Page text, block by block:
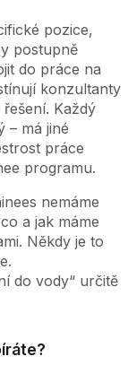
pozice,
postupně
do práce na
konzultanty
Každý
– má jiné
práce
programu.
nemáme
a jak máme
Někdy je to
do vody“ určitě